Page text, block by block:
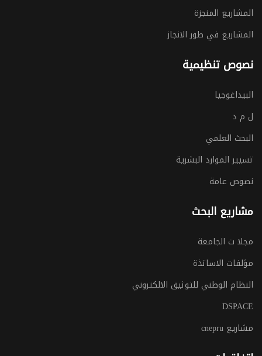
المشاريع المنجزة
المشاريع في طور الانجاز
نصوص تنظيمية
البيداغوجيا
ل م د
البحث العلمي
تسيير الموارد البشرية
نصوص عامة
مشاريع البحث
مجلا ت الجامعة
مؤلفات الاساتذة
النظام الوطني للتوثيق الالكتروني
DSPACE
مشاريع cnepru